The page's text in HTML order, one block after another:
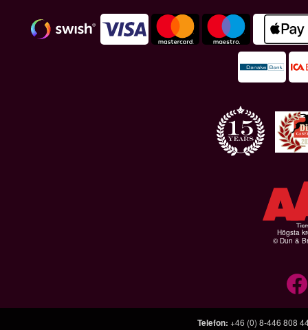
Högsta
© Dun &
Telefon: +46 (0) 8-446 808